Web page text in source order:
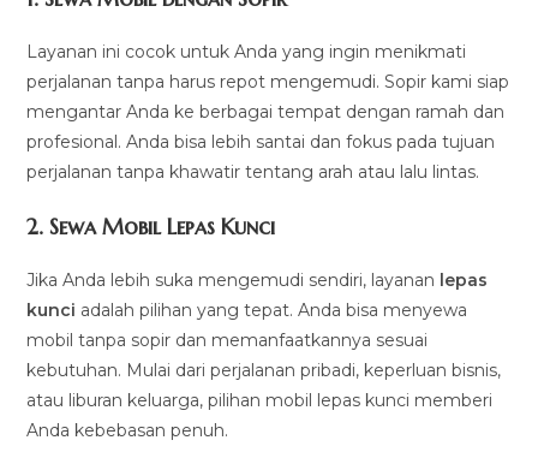
Layanan ini cocok untuk Anda yang ingin menikmati
perjalanan tanpa harus repot mengemudi. Sopir kami siap
mengantar Anda ke berbagai tempat dengan ramah dan
profesional. Anda bisa lebih santai dan fokus pada tujuan
perjalanan tanpa khawatir tentang arah atau lalu lintas.
2.Sewa Mobil Lepas Kunci
Jika Anda lebih suka mengemudi sendiri, layanan lepas
kunci adalah pilihan yang tepat. Anda bisa menyewa
mobil tanpa sopir dan memanfaatkannya sesuai
kebutuhan. Mulai dari perjalanan pribadi, keperluan bisnis,
atau liburan keluarga, pilihan mobil lepas kunci memberi
Anda kebebasan penuh.